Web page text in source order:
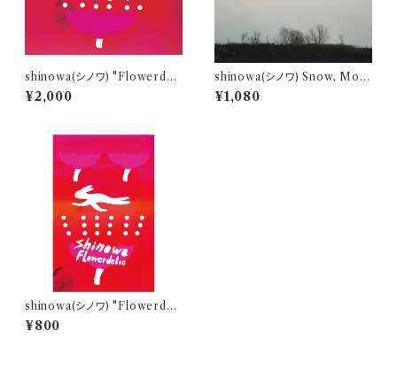
shinowa(シノワ) "Flowerdeli
c(フラワーデリック)" Digipak
CD
¥2,000
shinowa(シノワ) Snow, Moo
n, Flowers / Almost Certai
n 7inch single (include a C
¥1,080
shinowa(シノワ) "Flowerdeli
c(フラワーデリック)" TAPE
¥800